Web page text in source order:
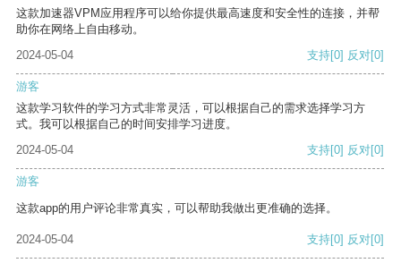
这款加速器VPM应用程序可以给你提供最高速度和安全性的连接，并帮
助你在网络上自由移动。
2024-05-04
支持[0] 反对[0]
游客
这款学习软件的学习方式非常灵活，可以根据自己的需求选择学习方
式。我可以根据自己的时间安排学习进度。
2024-05-04
支持[0] 反对[0]
游客
这款app的用户评论非常真实，可以帮助我做出更准确的选择。
2024-05-04 支持[0] 反对[0]